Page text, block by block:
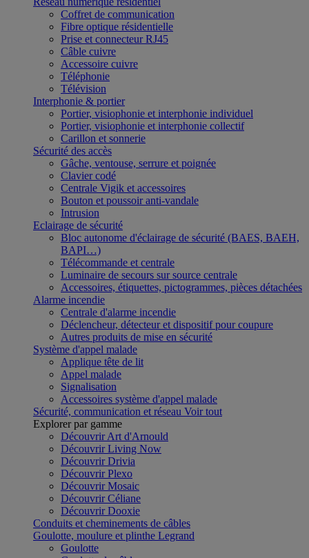
Coffret de communication
Fibre optique résidentielle
Prise et connecteur RJ45
Câble cuivre
Accessoire cuivre
Téléphonie
Télévision
Interphonie & portier
Portier, visiophonie et interphonie individuel
Portier, visiophonie et interphonie collectif
Carillon et sonnerie
Sécurité des accès
Gâche, ventouse, serrure et poignée
Clavier codé
Centrale Vigik et accessoires
Bouton et poussoir anti-vandale
Intrusion
Eclairage de sécurité
Bloc autonome d'éclairage de sécurité (BAES, BAEH,
BAPI…)
Télécommande et centrale
Luminaire de secours sur source centrale
Accessoires, étiquettes, pictogrammes, pièces détachées
Alarme incendie
Centrale d'alarme incendie
Déclencheur, détecteur et dispositif pour coupure
Autres produits de mise en sécurité
Système d'appel malade
Applique tête de lit
Appel malade
Signalisation
Accessoires système d'appel malade
Sécurité, communication et réseau Voir tout
Explorer par gamme
Découvrir Art d'Arnould
Découvrir Living Now
Découvrir Drivia
Découvrir Plexo
Découvrir Mosaic
Découvrir Céliane
Découvrir Dooxie
Conduits et cheminements de câbles
Goulotte, moulure et plinthe Legrand
Goulotte